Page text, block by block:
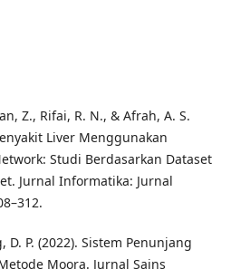
Z., Rifai, R. N., & Afrah, A. S.
Liver Menggunakan
Studi Berdasarkan Dataset
Jurnal Informatika: Jurnal
P. (2022). Sistem Penunjang
Moora. Jurnal Sains